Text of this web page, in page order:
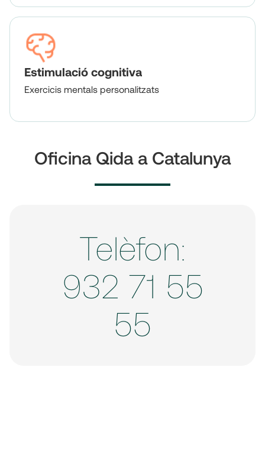
Estimulació cognitiva
Exercicis mentals personalitzats
Oficina Qida a Catalunya
Telèfon:
932 71 55
55